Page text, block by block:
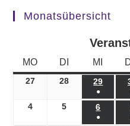
Monatsübersicht
MO MONTAG
DI DIENSTAG
MI
27 27.04.2026
28 28.04.2026
29
●
(1
4 04.05.2026
5 05.05.2026
6
●